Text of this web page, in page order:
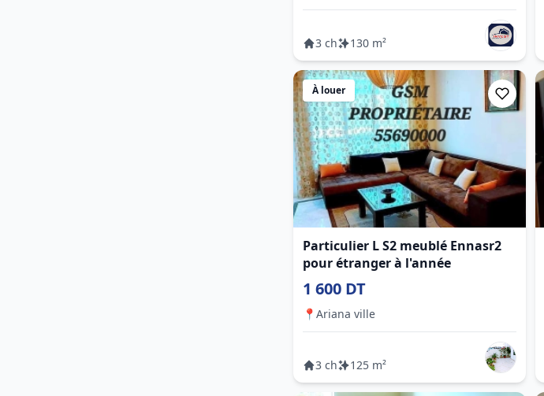
3 ch 130 m²
À louer
Particulier L S2 meublé Ennasr2
pour étranger à l'année
1 600 DT
📍 Ariana ville
3 ch 125 m²